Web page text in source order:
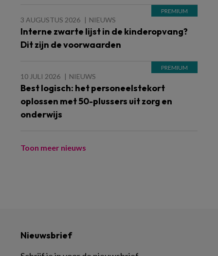
3 AUGUSTUS 2026 NIEUWS
Interne zwarte lijst in de kinderopvang?
Dit zijn de voorwaarden
10 JULI 2026 NIEUWS
Best logisch: het personeelstekort
oplossen met 50-plussers uit zorg en
onderwijs
Toon meer nieuws
Nieuwsbrief